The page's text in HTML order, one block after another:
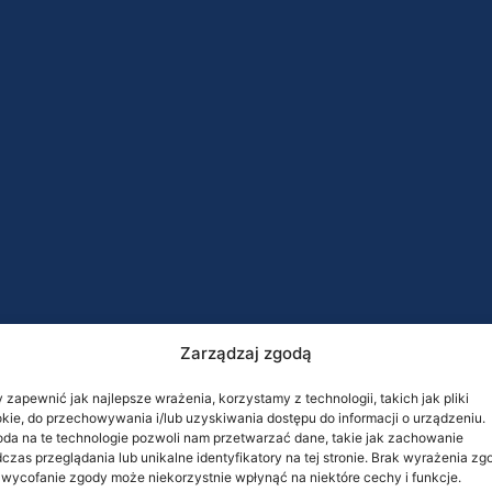
Zarządzaj zgodą
zapewnić jak najlepsze wrażenia, korzystamy z technologii, takich jak pliki
do przechowywania i/lub uzyskiwania dostępu do informacji o urządzeniu.
na te technologie pozwoli nam przetwarzać dane, takie jak zachowanie
przeglądania lub unikalne identyfikatory na tej stronie. Brak wyrażenia
wycofanie zgody może niekorzystnie wpłynąć na niektóre cechy i funkcje.